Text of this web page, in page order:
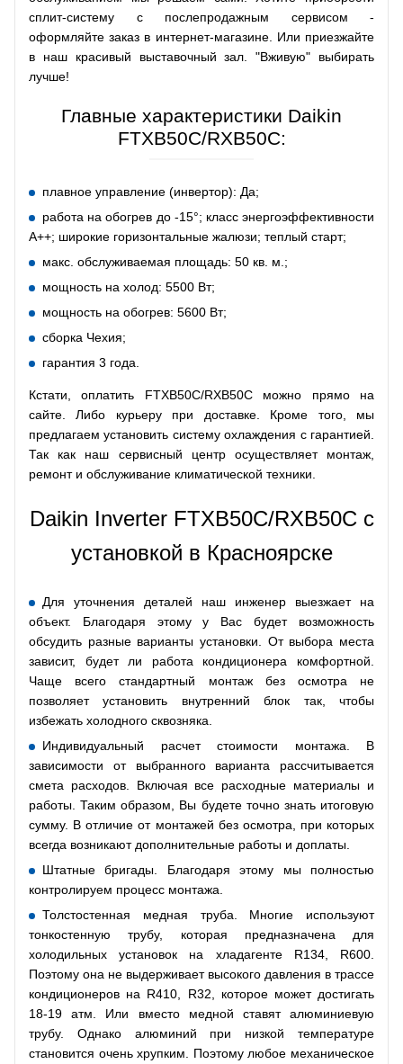
сплит-систему с послепродажным сервисом -
оформляйте заказ в интернет-магазине. Или приезжайте
в наш красивый выставочный зал. "Вживую" выбирать
лучше!
Главные характеристики Daikin
FTXB50C/RXB50C:
плавное управление (инвертор): Да;
работа на обогрев до -15°; класс энергоэффективности
А++; широкие горизонтальные жалюзи; теплый старт;
макс. обслуживаемая площадь: 50 кв. м.;
мощность на холод: 5500 Вт;
мощность на обогрев: 5600 Вт;
сборка Чехия;
гарантия 3 года.
Кстати, оплатить FTXB50C/RXB50C можно прямо на
сайте. Либо курьеру при доставке. Кроме того, мы
предлагаем установить систему охлаждения с гарантией.
Так как наш сервисный центр осуществляет монтаж,
ремонт и обслуживание климатической техники.
Daikin Inverter FTXB50C/RXB50C с
установкой в Красноярске
Для уточнения деталей наш инженер выезжает на
объект. Благодаря этому у Вас будет возможность
обсудить разные варианты установки. От выбора места
зависит, будет ли работа кондиционера комфортной.
Чаще всего стандартный монтаж без осмотра не
позволяет установить внутренний блок так, чтобы
избежать холодного сквозняка.
Индивидуальный расчет стоимости монтажа. В
зависимости от выбранного варианта рассчитывается
смета расходов. Включая все расходные материалы и
работы. Таким образом, Вы будете точно знать итоговую
сумму. В отличие от монтажей без осмотра, при которых
всегда возникают дополнительные работы и доплаты.
Штатные бригады. Благодаря этому мы полностью
контролируем процесс монтажа.
Толстостенная медная труба. Многие используют
тонкостенную трубу, которая предназначена для
холодильных установок на хладагенте R134, R600.
Поэтому она не выдерживает высокого давления в трассе
кондиционеров на R410, R32, которое может достигать
18-19 атм. Или вместо медной ставят алюминиевую
трубу. Однако алюминий при низкой температуре
становится очень хрупким. Поэтому любое механическое